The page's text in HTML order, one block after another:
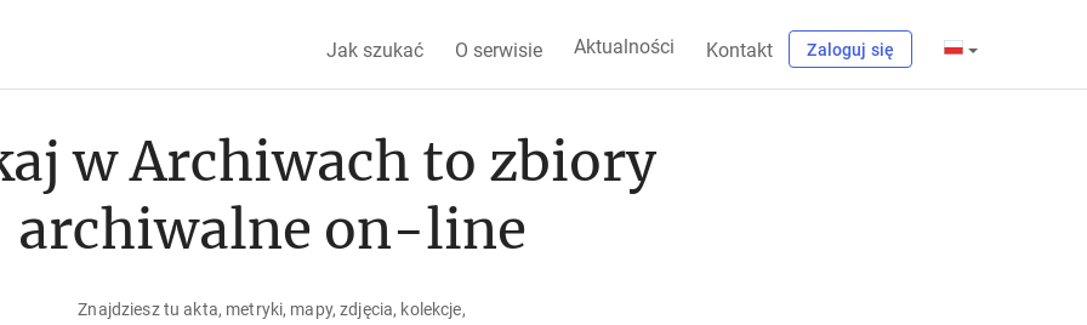
Jak szukać O serwisie Aktualności Kontakt Zaloguj się
w Archiwach to zbiory
archiwalne on-line
Znajdziesz tu akta, metryki, mapy, zdjęcia, kolekcje,